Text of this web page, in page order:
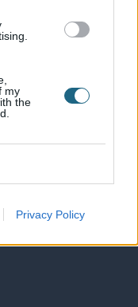
my
the
Privacy Policy
Εξειδικευμένα
Σεμινάρια
Σεμινάρια
Αισθητικής
Σεμινάρια Μασάζ
Σεμινάρια